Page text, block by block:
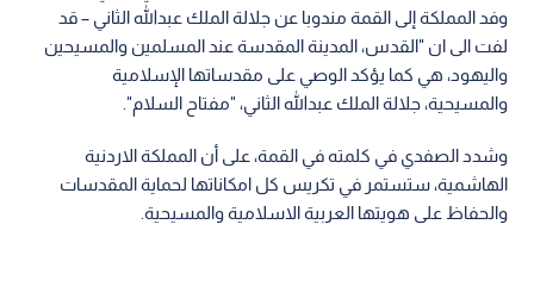
وفد المملكة إلى القمة مندوبا عن جلالة الملك عبدالله الثاني – قد
لفت الى ان "القدس، المدينة المقدسة عند المسلمين والمسيحين
واليهود، هي كما يؤكد الوصي على مقدساتها الإسلامية
والمسيحية، جلالة الملك عبدالله الثاني، "مفتاح السلام".
وشدد الصفدي في كلمته في القمة، على أن المملكة الاردنية
الهاشمية، ستستمر في تكريس كل امكاناتها لحماية المقدسات
والحفاظ على هويتها العربية الاسلامية والمسيحية.